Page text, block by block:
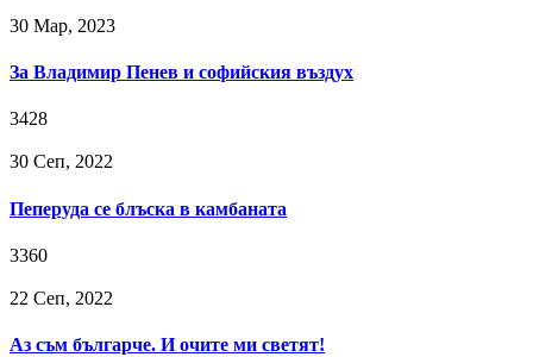
30 Мар, 2023
За Владимир Пенев и софийския въздух
3428
30 Сeп, 2022
Пеперуда се блъска в камбаната
3360
22 Сeп, 2022
Аз съм българче. И очите ми светят!